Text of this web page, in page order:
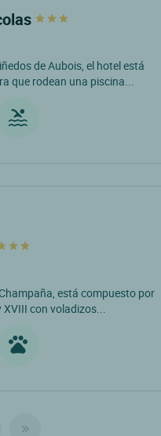
de Aubois, el hotel está
que rodean una piscina...
está compuesto por
XVIII con voladizos...